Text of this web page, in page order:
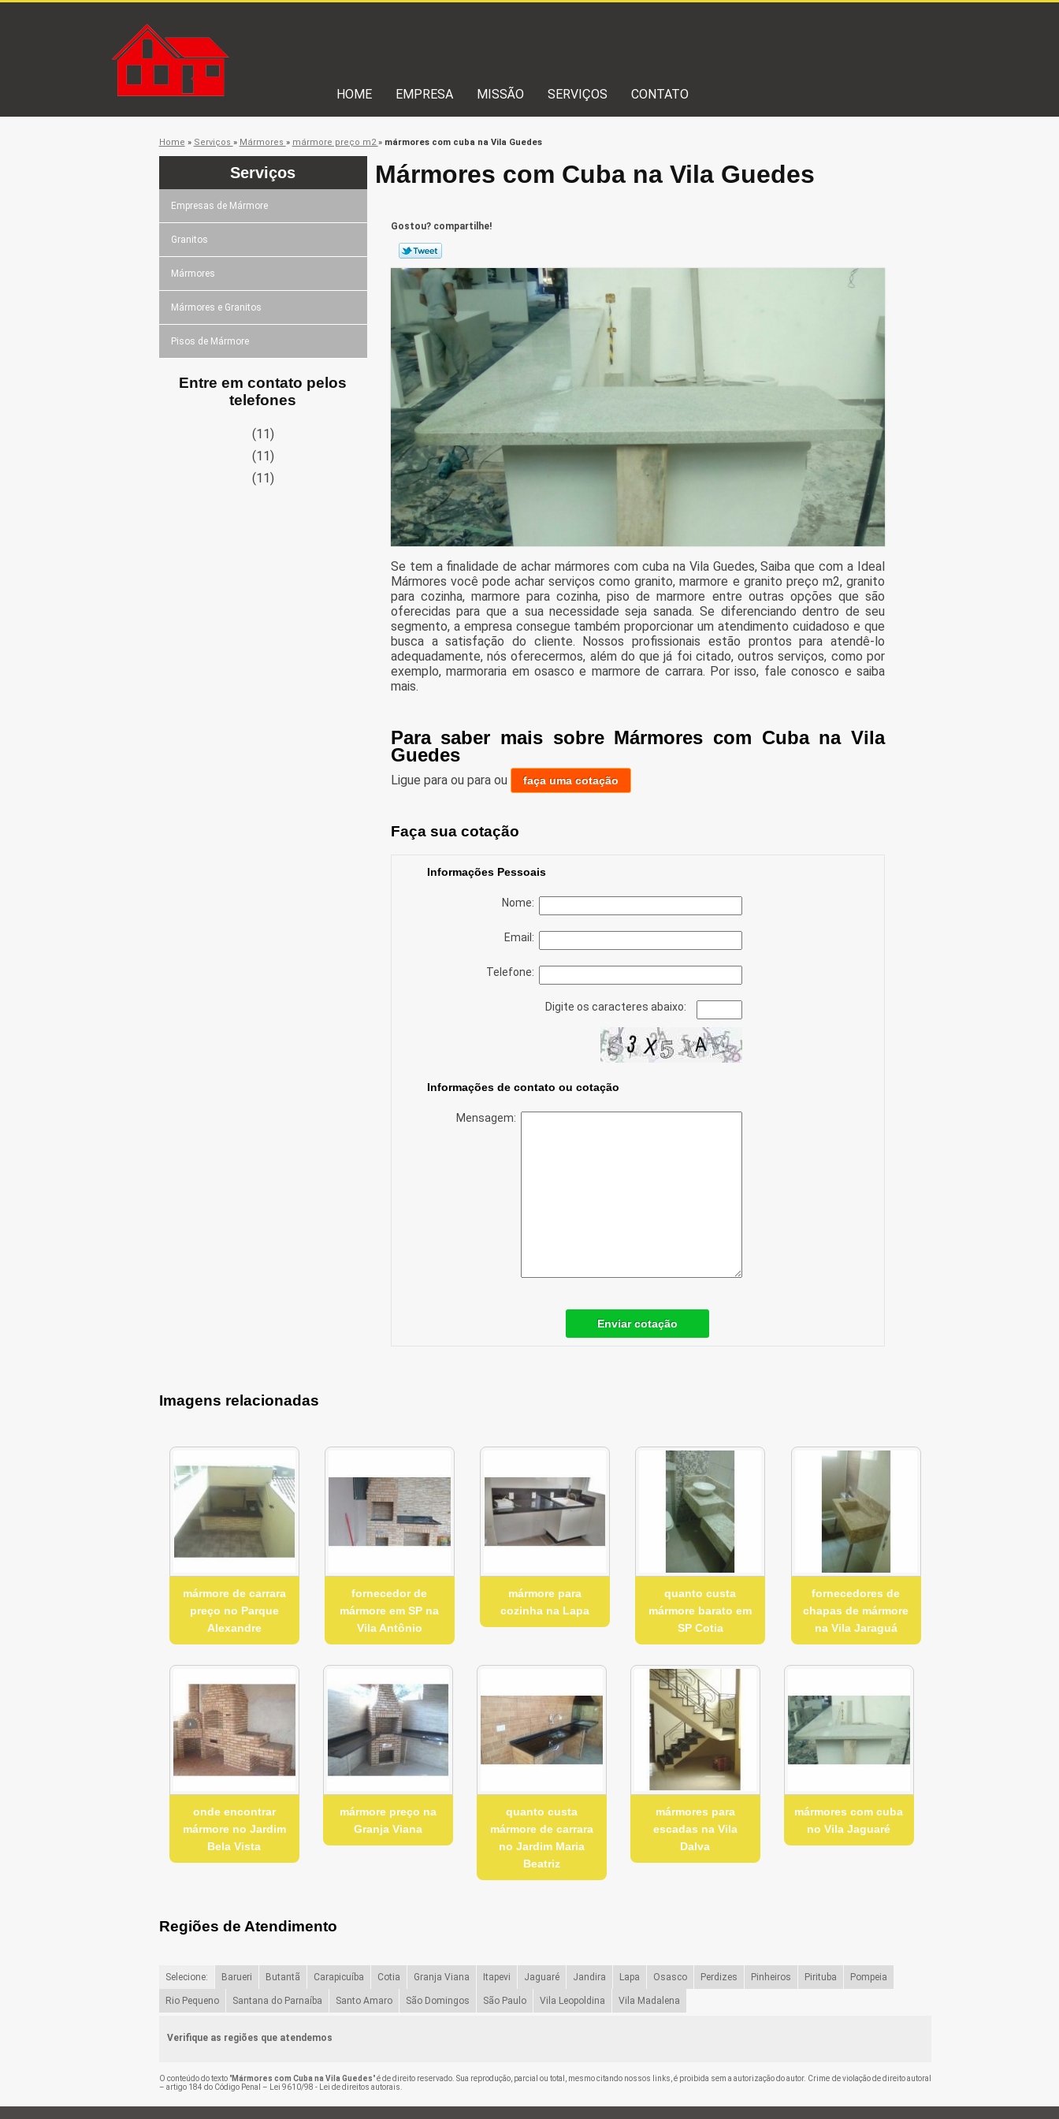
HOME EMPRESA MISSÃO SERVIÇOS CONTATO
Home » Serviços » Mármores » mármore preço m2 » mármores com cuba na Vila Guedes
Serviços
Empresas de Mármore
Granitos
Mármores
Mármores e Granitos
Pisos de Mármore
Entre em contato pelos
telefones
(11)
(11)
(11)
Mármores com Cuba na Vila Guedes
Gostou? compartilhe!
Se tem a finalidade de achar mármores com cuba na Vila Guedes, Saiba que com a Ideal
Mármores você pode achar serviços como granito, marmore e granito preço m2, granito
para cozinha, marmore para cozinha, piso de marmore entre outras opções que são
oferecidas para que a sua necessidade seja sanada. Se diferenciando dentro de seu
segmento, a empresa consegue também proporcionar um atendimento cuidadoso e que
busca a satisfação do cliente. Nossos profissionais estão prontos para atendê-lo
adequadamente, nós oferecermos, além do que já foi citado, outros serviços, como por
exemplo, marmoraria em osasco e marmore de carrara. Por isso, fale conosco e saiba
mais.
Para saber mais sobre Mármores com Cuba na Vila
Guedes
Ligue para ou para ou faça uma cotação
Faça sua cotação
Informações Pessoais
Nome:
Email:
Telefone:
Digite os caracteres abaixo:
Informações de contato ou cotação
Mensagem:
Enviar cotação
Imagens relacionadas
mármore de carrara
preço no Parque
Alexandre
fornecedor de
mármore em SP na
Vila Antônio
mármore para
cozinha na Lapa
quanto custa
mármore barato em
SP Cotia
fornecedores de
chapas de mármore
na Vila Jaraguá
onde encontrar
mármore no Jardim
Bela Vista
mármore preço na
Granja Viana
quanto custa
mármore de carrara
no Jardim Maria
Beatriz
mármores para
escadas na Vila
Dalva
mármores com cuba
no Vila Jaguaré
Regiões de Atendimento
Selecione: Barueri Butantã Carapicuíba Cotia Granja Viana Itapevi Jaguaré Jandira Lapa Osasco Perdizes Pinheiros Pirituba Pompeia
Rio Pequeno Santana do Parnaíba Santo Amaro São Domingos São Paulo Vila Leopoldina Vila Madalena
Verifique as regiões que atendemos
O conteúdo do texto "Mármores com Cuba na Vila Guedes" é de direito reservado. Sua reprodução, parcial ou total, mesmo citando nossos links, é proibida sem a autorização do autor. Crime de violação de direito autoral
– artigo 184 do Código Penal –
Lei 9610/98 - Lei de direitos autorais